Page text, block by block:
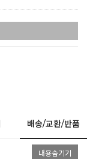
배송/교환/반품
내용숨기기